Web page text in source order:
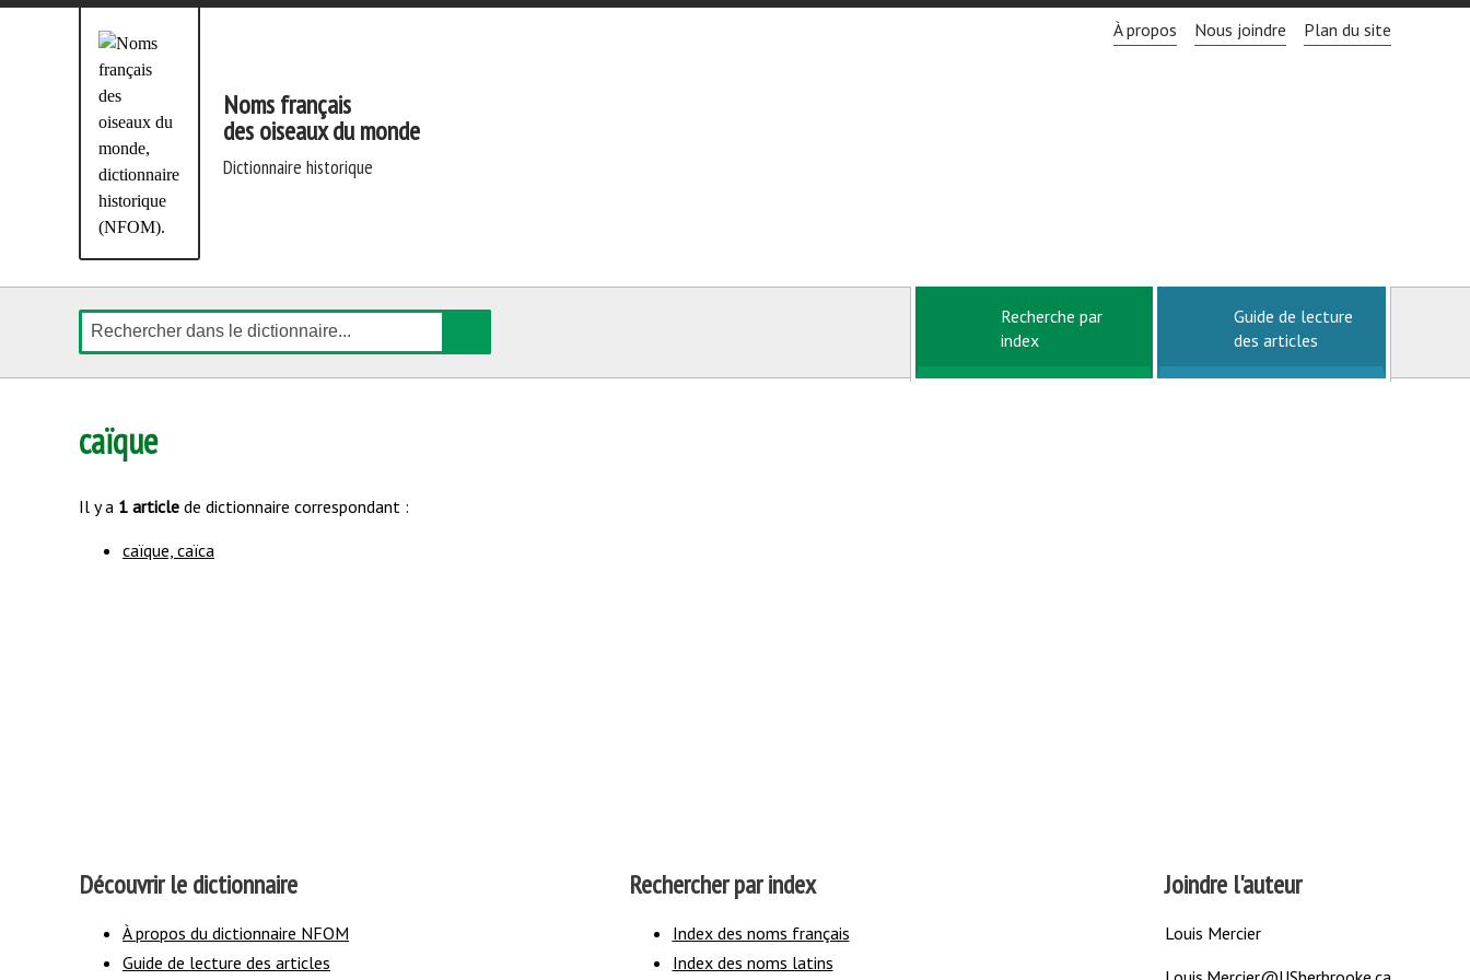
Aller
Noms français
des oiseaux du monde
dictionnaire historique
À propos Nous joindre Plan du site
Rechercher
Recherche par
index
Guide de lecture
des articles
caïque
Il y a 1 article de dictionnaire correspondant :
caïque, caïca
Découvrir le dictionnaire
À propos du dictionnaire NFOM
Guide de lecture des articles
Rechercher par index
Index des noms français
Index des noms latins
Joindre l'auteur
Louis Mercier